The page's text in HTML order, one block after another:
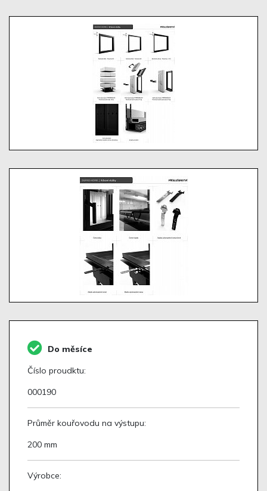
Do měsíce
Číslo proudktu:
000190
Průměr kouřovodu na výstupu:
200 mm
Výrobce: